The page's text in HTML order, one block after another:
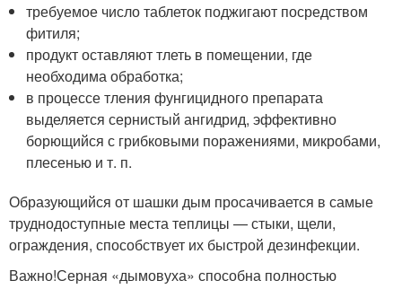
требуемое число таблеток поджигают посредством
фитиля;
продукт оставляют тлеть в помещении, где
необходима обработка;
в процессе тления фунгицидного препарата
выделяется сернистый ангидрид, эффективно
борющийся с грибковыми поражениями, микробами,
плесенью и т. п.
Образующийся от шашки дым просачивается в самые
труднодоступные места теплицы — стыки, щели,
ограждения, способствует их быстрой дезинфекции.
Важно!Серная «дымовуха» способна полностью